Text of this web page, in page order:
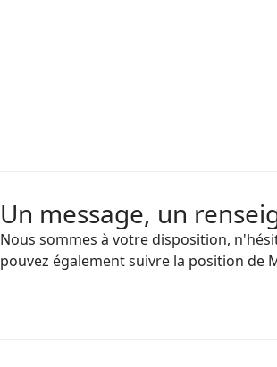
Un message, un
Nous sommes à votre disposition,
pouvez également suivre la position de